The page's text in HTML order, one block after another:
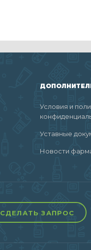
Условия и
Уставные
Новости
СДЕЛАТЬ ЗАПРОС